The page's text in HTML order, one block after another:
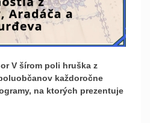
V šírom poli hruška z
každoročne
na ktorých prezentuje